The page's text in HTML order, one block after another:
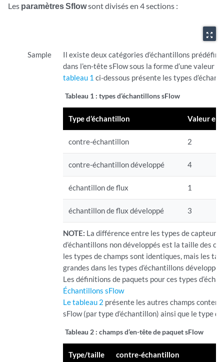
Les paramètres Sflowsont divisés en 4 sections :
zoom_out_map
Sample
Il existe deux catégories d’échantillons
dans l’en-tête sFlow sous la forme d’une valeur
tableau 1 ci-dessous présente les types
Tableau 1 : types d’échantillons sFlow
Type d’échantillon Valeur
contre-échantillon 2
contre-échantillon développé 4
échantillon de flux 1
échantillon de flux développé 3
NOTE: La différence entre les types de capteurs
d’échantillons non développés est la taille des
les types de champs sont identiques, mais les
grandes dans les types d’échantillons développés.
Les définitions de paquets pour ces types
Échantillons sFlow
Le tableau 2 présente les autres champs
sFlow (par type d’échantillon) ainsi que le type de
Tableau 2 : champs d’en-tête de paquet sFlow
Type/taille
contre-échantillon